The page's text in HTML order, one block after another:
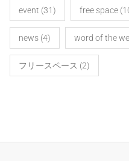
event (31) free space
news(4) word of the
フリースペース (2)